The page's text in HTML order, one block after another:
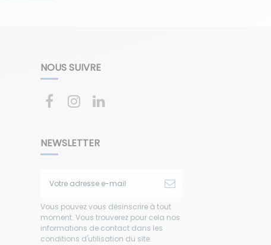
NOUS SUIVRE
NEWSLETTER
Vous pouvez vous désinscrire à tout
moment. Vous trouverez pour cela nos
informations de contact dans les
conditions d'utilisation du site.